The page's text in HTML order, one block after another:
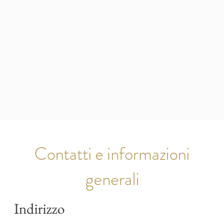
Contatti e informazioni
generali
Indirizzo